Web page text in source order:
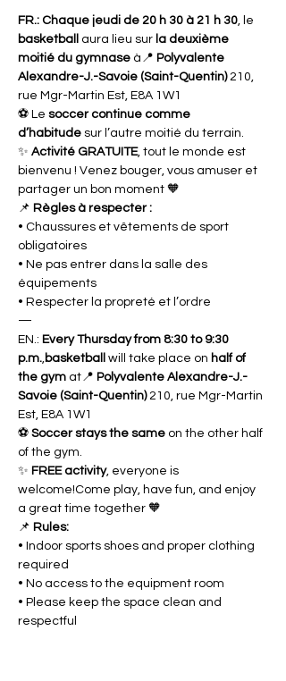
FR.: Chaque jeudi de 20 h 30 à 21 h 30, le
basketball
aura lieu sur la deuxième
moitié du gymnase à📍 Polyvalente
Alexandre-J.-Savoie (Saint-Quentin) 210,
rue Mgr-Martin Est, E8A 1W1
⚽ Le soccer continue comme
d’habitude sur l’autre moitié du terrain.
✨ Activité GRATUITE, tout le monde est
bienvenu ! Venez bouger, vous amuser et
partager un bon moment 🧡
📌 Règles à respecter :
• Chaussures et vêtements de sport
obligatoires
• Ne pas entrer dans la salle des
équipements
• Respecter la propreté et l’ordre
—
EN.: Every Thursday from 8:30 to 9:30
p.m.,basketball will take place on half of
the gym at📍 Polyvalente Alexandre-J.-
Savoie (Saint-Quentin) 210, rue Mgr-Martin
Est, E8A 1W1
⚽ Soccer stays the same on the other half
of the gym.
✨ FREE activity, everyone is
welcome!Come play, have fun, and enjoy
a great time together 🧡
📌 Rules:
• Indoor sports shoes and proper clothing
required
• No access to the equipment room
• Please keep the space clean and
respectful